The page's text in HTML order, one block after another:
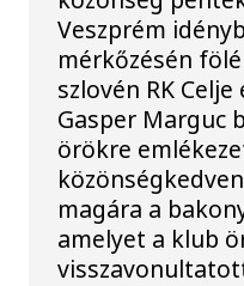
Veszprém
mérkőzésén
szlovén RK
Gasper Marguc
örökre
magára a
amelyet a klub